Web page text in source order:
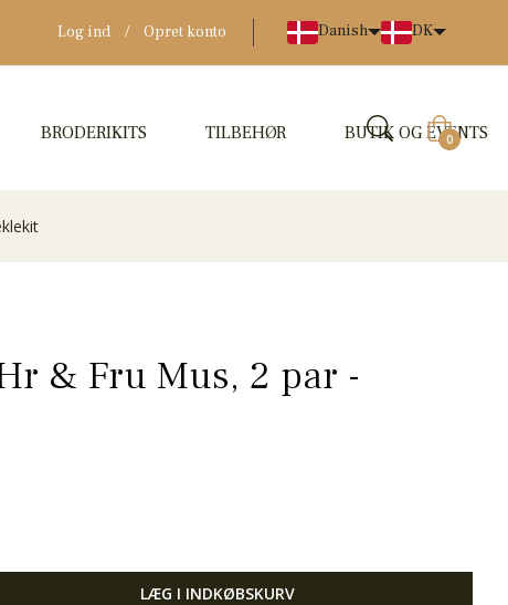
Log ind / Opret konto Danish DK
BRODERIKITS TILBEHØR BUTIK OG EVENTS
0
& Fru Mus, 2 par -
LÆG I INDKØBSKURV